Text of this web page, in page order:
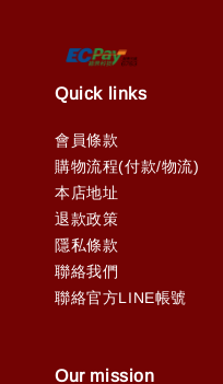
Quick links
會員條款
購物流程(付款/物流)
本店地址
退款政策
隱私條款
聯絡我們
聯絡官方LINE帳號
Our mission